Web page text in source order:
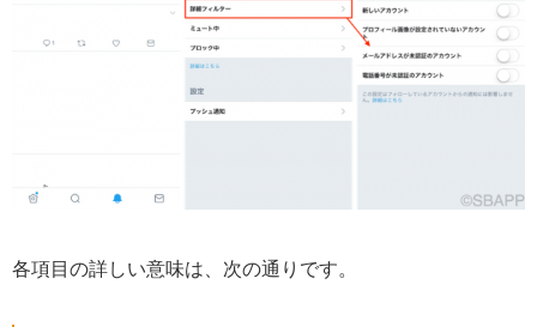
各項目の詳しい意味は、次の通りです。